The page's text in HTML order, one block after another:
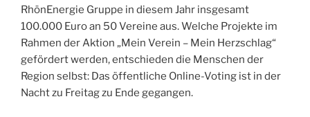
RhönEnergie Gruppe in diesem Jahr insgesamt
100.000 Euro an 50 Vereine aus. Welche Projekte im
Rahmen der Aktion „Mein Verein – Mein Herzschlag“
gefördert werden, entschieden die Menschen der
Region selbst: Das öffentliche Online-Voting ist in der
Nacht zu Freitag zu Ende gegangen.